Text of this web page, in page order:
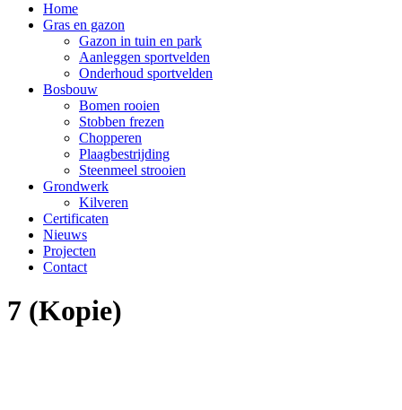
Home
Gras en gazon
Gazon in tuin en park
Aanleggen sportvelden
Onderhoud sportvelden
Bosbouw
Bomen rooien
Stobben frezen
Chopperen
Plaagbestrijding
Steenmeel strooien
Grondwerk
Kilveren
Certificaten
Nieuws
Projecten
Contact
7 (Kopie)